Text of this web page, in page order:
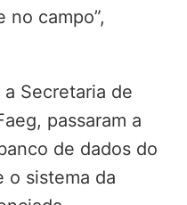
no campo”,
Secretaria de
passaram a
de dados do
o sistema da